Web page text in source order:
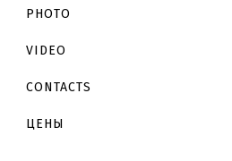
PHOTO
VIDEO
CONTACTS
ЦЕНЫ